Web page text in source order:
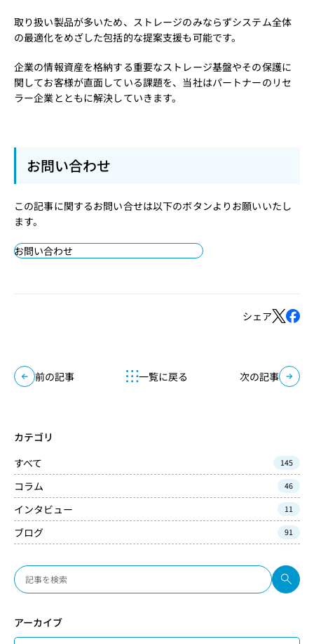
取り扱い製品が多いため、ストレージのみならずシステム全体
の最適化をめざした包括的な提案支援も可能です。
企業の情報資産を格納する重要なストレージ基盤やその保護に
関してお客様が直面している課題を、当社はパートナーのリセ
ラー企業とともに解決していきます。
お問い合わせ
この記事に関するお問い合せは以下のボタンよりお願いいたし
ます。
お問い合わせ
シェア
前の記事 一覧に戻る 次の記事
カテゴリ
すべて
145
コラム 46
インタビュー 11
ブログ 91
アーカイブ